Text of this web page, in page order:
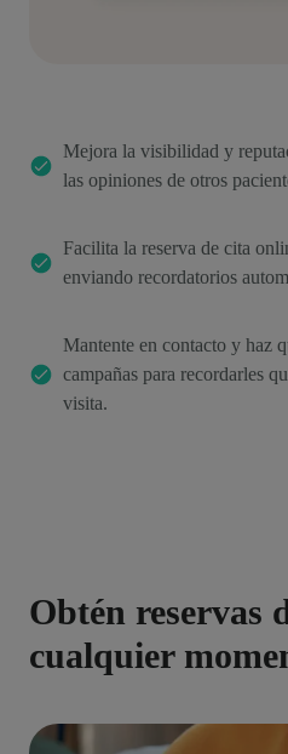
Mejora la visibilidad y
las opiniones de otros
Facilita la reserva de cita
enviando recordatorios
Mantente en contacto y haz
campañas para recordarles
visita.
Obtén reservas
cualquier